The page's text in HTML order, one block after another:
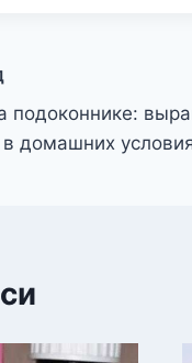
подоконнике:
домашних